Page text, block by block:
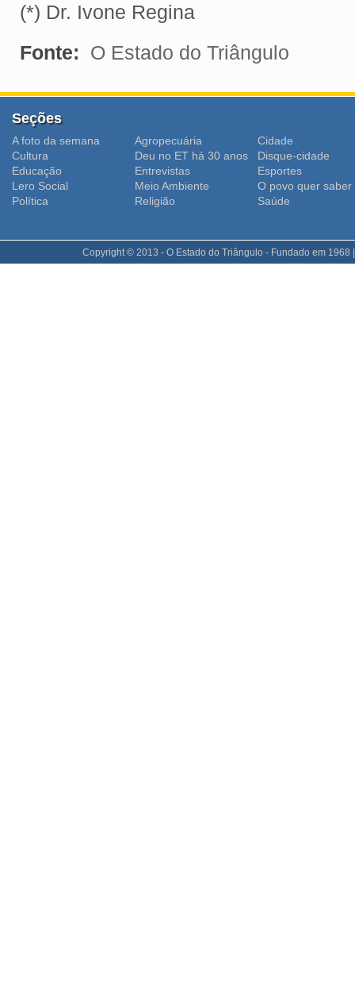
(*) Dr. Ivone Regina
Fonte:
O Estado do Triângulo
Seções
A foto da semana Agropecuária
Cidade
Cultura
Deu no ET há 30 anos
Disque-cidade
Educação
Entrevistas
Esportes
Lero Social
Meio Ambiente
O povo quer saber
Polí­tica
Religião Saúde
Copyright © 2013 - O Estado do Triângulo - Fundado em